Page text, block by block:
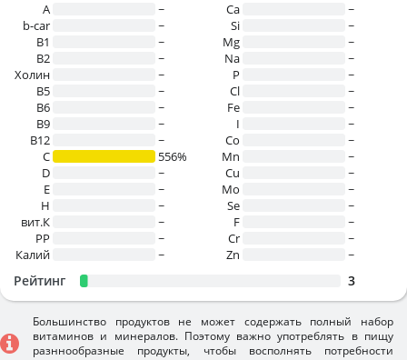
A
~
b-car
~
В1
~
B2
~
Холин
~
B5
~
B6
~
B9
~
B12
~
C
556%
D
~
E
~
H
~
вит.К
~
PP
~
Калий
~
Ca
~
Si
~
Mg
~
Na
~
P
~
Cl
~
Fe
~
I
~
Co
~
Mn
~
Cu
~
Mo
~
Se
~
F
~
Cr
~
Zn
~
Рейтинг 3
Большинство продуктов не может содержать полный набор
витаминов и минералов. Поэтому важно употреблять в пищу
разннообразные продукты, чтобы восполнять потребности